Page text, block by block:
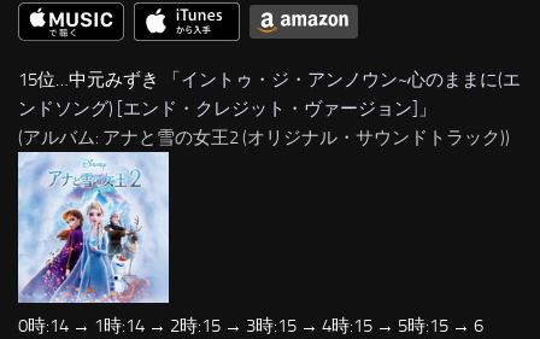
15位…中元みずき 「 イントゥ・ジ・アンノウン~心のままに(エ
ンドソング) [エンド・クレジット・ヴァージョン]
」
(アルバム: アナと雪の女王2 (オリジナル・サウンドトラック))
0時:14 → 1時:14 → 2時:15 → 3時:15 → 4時:15 → 5時:15 → 6